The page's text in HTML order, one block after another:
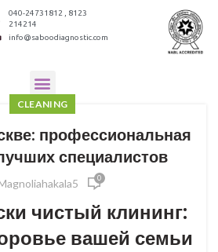
040-24731812 , 8123
214214
info@saboodiagnostic.com
CLEANING
профессиональная
специалистов
0
чистый клининг:
вашей семьи